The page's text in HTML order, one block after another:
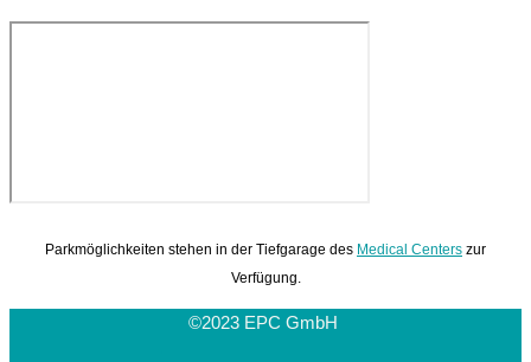
Parkmöglichkeiten stehen in der Tiefgarage des Medical Centers zur
Verfügung.
©2023 EPC GmbH